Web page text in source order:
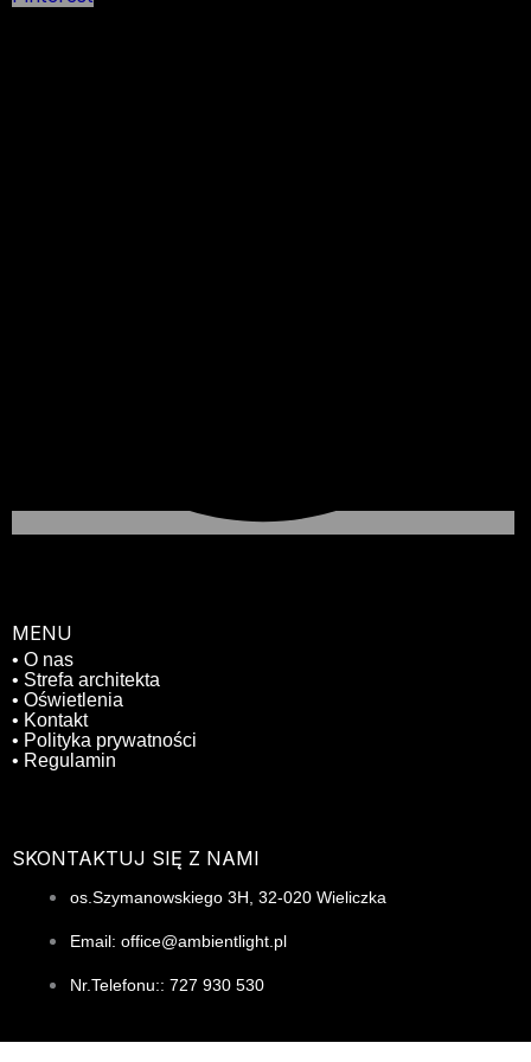
MENU
• O nas
• Strefa architekta
• Oświetlenia
• Kontakt
• Polityka prywatności
• Regulamin
SKONTAKTUJ SIĘ Z NAMI
os.Szymanowskiego 3H, 32-020 Wieliczka
Email: office@ambientlight.pl
Nr.Telefonu:: 727 930 530